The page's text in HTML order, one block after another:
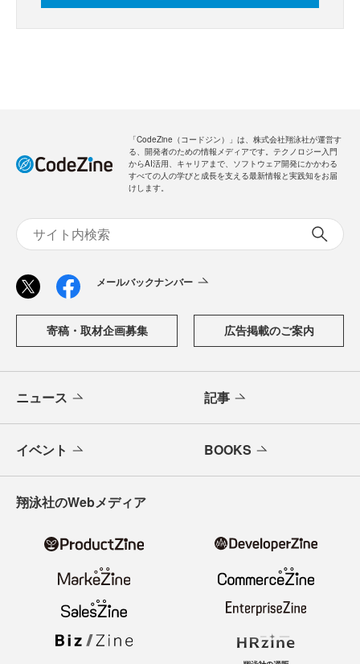
「CodeZine（コードジン）」は、株式会社翔泳社が運営す
る、開発者のための情報メディアです。テクノロジー入門
からAI活用、キャリアまで、ソフトウェア開発にかかわる
すべての人の学びと成長を支える最新情報と実践知をお届
けします。
メールバックナンバー
寄稿・取材企画募集 広告掲載のご案内
ニュース 記事
イベント BOOKS
翔泳社のWebメディア